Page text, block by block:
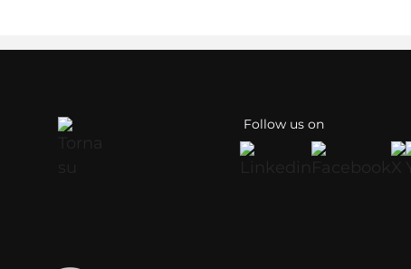
Follow us on